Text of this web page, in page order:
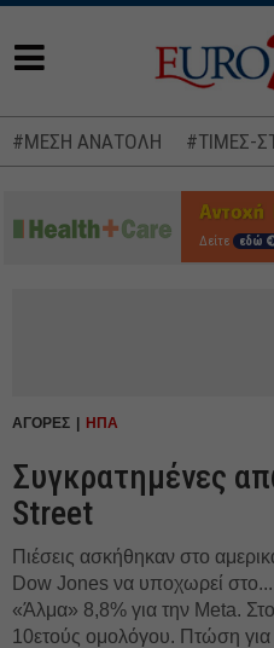
#ΜΕΣΗ ΑΝΑΤΟΛΗ #ΤΙΜΕΣ-
Δείτε εδώ
ΑΓΟΡΕΣ ΗΠΑ
Συγκρατημένες
Street
Πιέσεις ασκήθηκαν στο
Dow Jones να υποχωρεί
«Άλμα» 8,8% για την Meta.
10ετούς ομολόγου. Πτώση για